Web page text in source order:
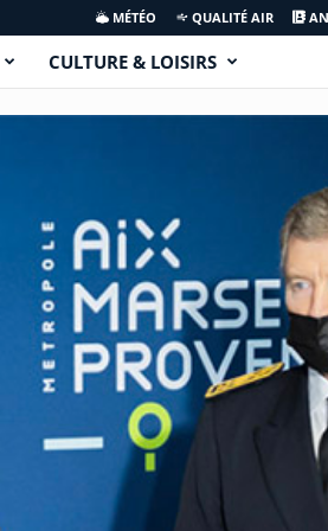
MÉTÉO QUALITÉ AIR
CULTURE & LOISIRS